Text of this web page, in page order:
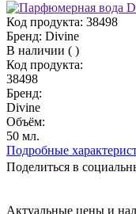
Код продукта: 38498
Бренд: Divine
В наличии ( )
Код продукта:
38498
Бренд:
Divine
Объём:
50 мл.
Подробные
Поделиться в
Актуальные цены и